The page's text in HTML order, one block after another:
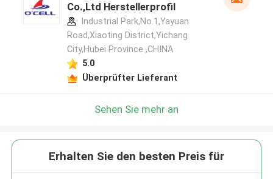
Co.,Ltd Herstellerprofil
Industrial Park,No.1,Yayuan
Road,Xiaoting District,Yichang
City,Hubei Province ,CHINA
5.0
Überprüfter Lieferant
Sehen Sie mehr an
Erhalten Sie den besten Preis für